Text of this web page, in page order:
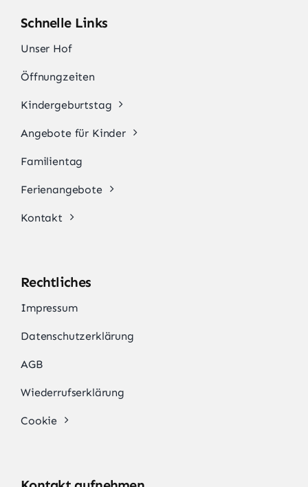
Schnelle Links
Unser Hof
Öffnungzeiten
Kindergeburtstag
Angebote für Kinder
Familientag
Ferienangebote
Kontakt
Rechtliches
Impressum
Datenschutzerklärung
AGB
Wiederrufserklärung
Cookie